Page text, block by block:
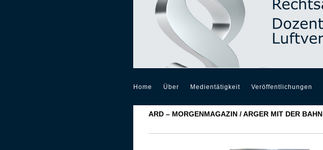
Home Über Medientätigkeit Veröffentlichungen
ARD – MORGENMAGAZIN / ARGER MIT DER BAHN